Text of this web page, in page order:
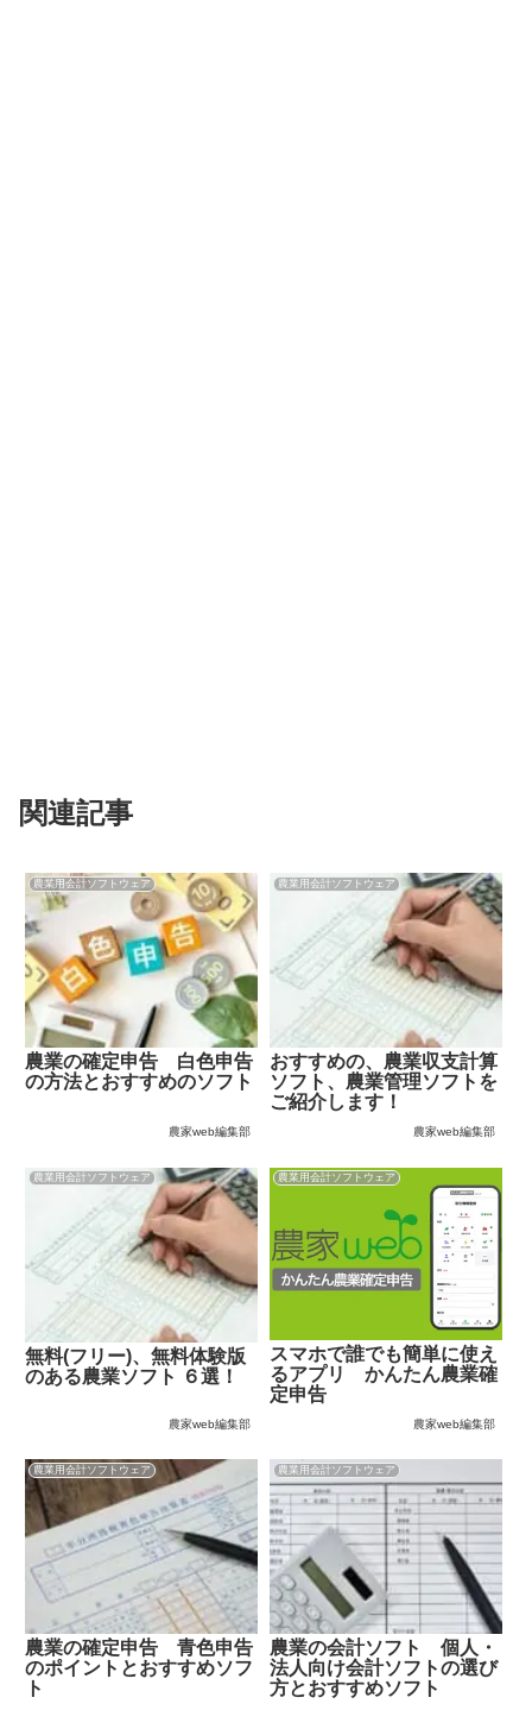
関連記事
農業用会計ソフトウェア
農業の確定申告 白色申告
の方法とおすすめのソフト
農家web編集部
農業用会計ソフトウェア
おすすめの、農業収支計算
ソフト、農業管理ソフトを
ご紹介します！
農家web編集部
農業用会計ソフトウェア
無料(フリー)、無料体験版
のある農業ソフト ６選！
農家web編集部
農業用会計ソフトウェア
スマホで誰でも簡単に使え
るアプリ かんたん農業確
定申告
農家web編集部
農業用会計ソフトウェア
農業の確定申告 青色申告
のポイントとおすすめソフ
ト
農業用会計ソフトウェア
農業の会計ソフト 個人・
法人向け会計ソフトの選び
方とおすすめソフト